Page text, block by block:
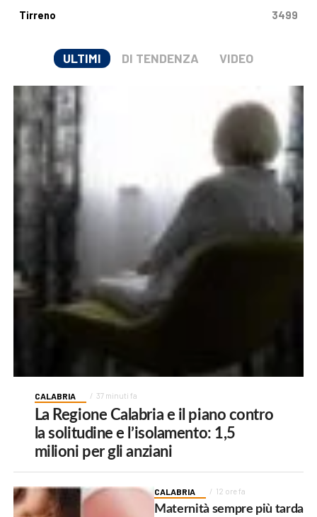
Tirreno
3499
ULTIMI DI TENDENZA VIDEO
CALABRIA 37 minuti fa
La Regione Calabria e il piano contro
la solitudine e l’isolamento: 1,5
milioni per gli anziani
CALABRIA 12 ore fa
Maternità sempre più tarda